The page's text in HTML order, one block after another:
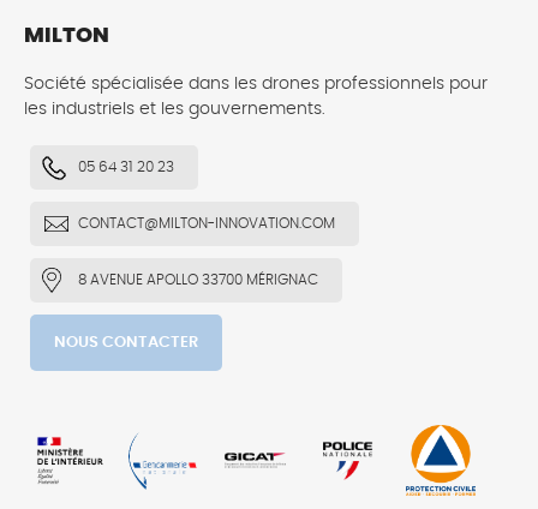
MILTON
Société spécialisée dans les drones professionnels pour
les industriels et les gouvernements.
05 64 31 20 23
CONTACT@MILTON-INNOVATION.COM
8 AVENUE APOLLO 33700 MÉRIGNAC
NOUS CONTACTER